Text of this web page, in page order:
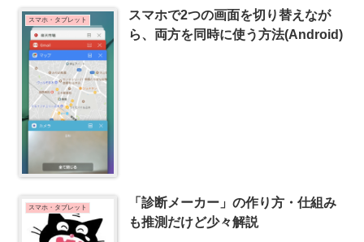
スマホ・タブレット
スマホで2つの画面を切り替えなが
ら、両方を同時に使う方法(Android)
スマホ・タブレット
「診断メーカー」の作り方・仕組み
も推測だけど少々解説